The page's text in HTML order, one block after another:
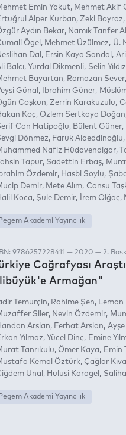
Emin Yakut
Mehmet Akif
Alper Kurban Zeki Boyraz
Aydın Bekar
Namık Tanfer
Ögel
Mehmet Üzülmez Ü.
Dal
Ersin Kaya Sandal
Balcı
Yurdal Dikmenli Selin
Bayartan
Ramazan Sever
Günal
İbrahim Güner
Coşkun Zerrin Karakuzulu
Koç
Özlem Sertkaya Doğan
Can Hatipoğlu
Bülent Güner
Dönmez
Faruk Alaeddinoğlu
Nafiz Hüdavendigar
Tahsin Tapur Sadettin Erbaş
İbrahim Özdemir
Hasbi Soylu
Demir
Mete Alım Cansu
Koca
Şule Demir İrem Olğaç
Pegem Akademi Yayıncılık
9786257228411 — 2020 — 2.
Coğrafyası
Armağan"
Temurçin Rahime Şen Leman
Siler
Nevin Özdemir
Arslan
Ferhat Arslan Ayşe
Yılmaz
Yücel Dinç Emine
Tanrıkulu
Ömer Kaya Emin
Kemal Öztürk Çağlar
Ünal
Hulusi Karagel
Pegem Akademi Yayıncılık